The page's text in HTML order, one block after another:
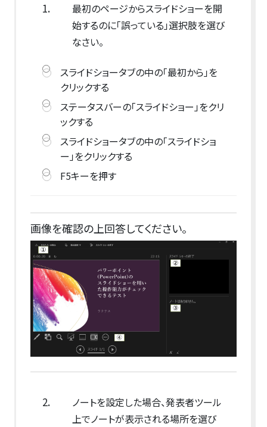
1.
最初のページからスライドショーを開
始するのに「誤っている」選択肢を選び
なさい。
スライドショータブの中の「最初から」を
クリックする
ステータスバーの「スライドショー」をクリ
ックする
スライドショータブの中の「スライドショ
ー」をクリックする
F5キーを押す
画像を確認の上回答してください。
2.
ノートを設定した場合、発表者ツール
上でノートが表示される場所を選び